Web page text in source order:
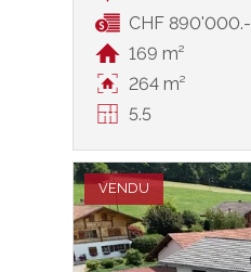
CHF 890'000.-
169 m²
264 m²
5.5
VENDU